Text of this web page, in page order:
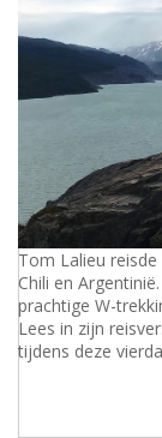
Tom Lalieu
Chili en
prachtige W-
Lees in zijn
tijdens deze